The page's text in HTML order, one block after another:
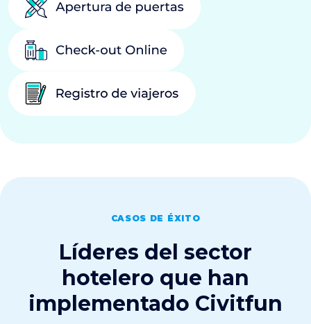
CASOS DE ÉXITO
Líderes del sector
hotelero que han
implementado Civitfun